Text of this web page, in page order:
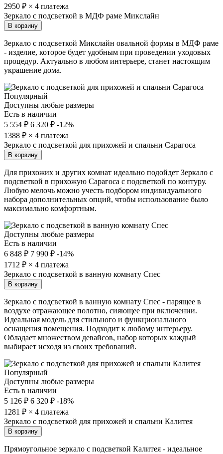
2950 ₽ × 4 платежа
Зеркало с подсветкой в МДФ раме Микслайн
В корзину
Зеркало с подсветкой Микслайн овальной формы в МДФ раме
- изделие, которое будет удобным при проведении уходовых
процедур. Актуально в любом интерьере, станет настоящим
украшение дома.
Популярный
Доступны любые размеры
Есть в наличии
5 554 ₽ 6 320 ₽ -12%
1388 ₽ × 4 платежа
Зеркало с подсветкой для прихожей и спальни Сарагоса
В корзину
Для прихожих и других комнат идеально подойдет Зеркало с
подсветкой в прихожую Сарагоса с подсветкой по контуру.
Любую мелочь можно учесть подбором индивидуального
набора дополнительных опций, чтобы использование было
максимально комфортным.
Доступны любые размеры
Есть в наличии
6 848 ₽ 7 990 ₽ -14%
1712 ₽ × 4 платежа
Зеркало с подсветкой в ванную комнату Спес
В корзину
Зеркало с подсветкой в ванную комнату Спес - парящее в
воздухе отражающее полотно, сияющее при включении.
Идеальная модель для стильного и функционального
оснащения помещения. Подходит к любому интерьеру.
Обладает множеством девайсов, набор которых каждый
выбирает исходя из своих требований.
Популярный
Доступны любые размеры
Есть в наличии
5 126 ₽ 6 320 ₽ -18%
1281 ₽ × 4 платежа
Зеркало с подсветкой для прихожей и спальни Калитея
В корзину
Прямоугольное зеркало с подсветкой Калитея - идеальное